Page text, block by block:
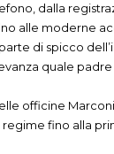
dalla
alle moderne
di spicco
quale padre
officine
fino alla